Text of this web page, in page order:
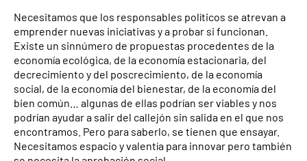
Necesitamos que los responsables políticos se atrevan a
emprender nuevas iniciativas y a probar si funcionan.
Existe un sinnúmero de propuestas procedentes de la
economía ecológica, de la economía estacionaria, del
decrecimiento y del poscrecimiento, de la economía
social, de la economía del bienestar, de la economía del
bien común… algunas de ellas podrían ser viables y nos
podrían ayudar a salir del callejón sin salida en el que nos
encontramos. Pero para saberlo, se tienen que ensayar.
Necesitamos espacio y valentía para innovar pero también